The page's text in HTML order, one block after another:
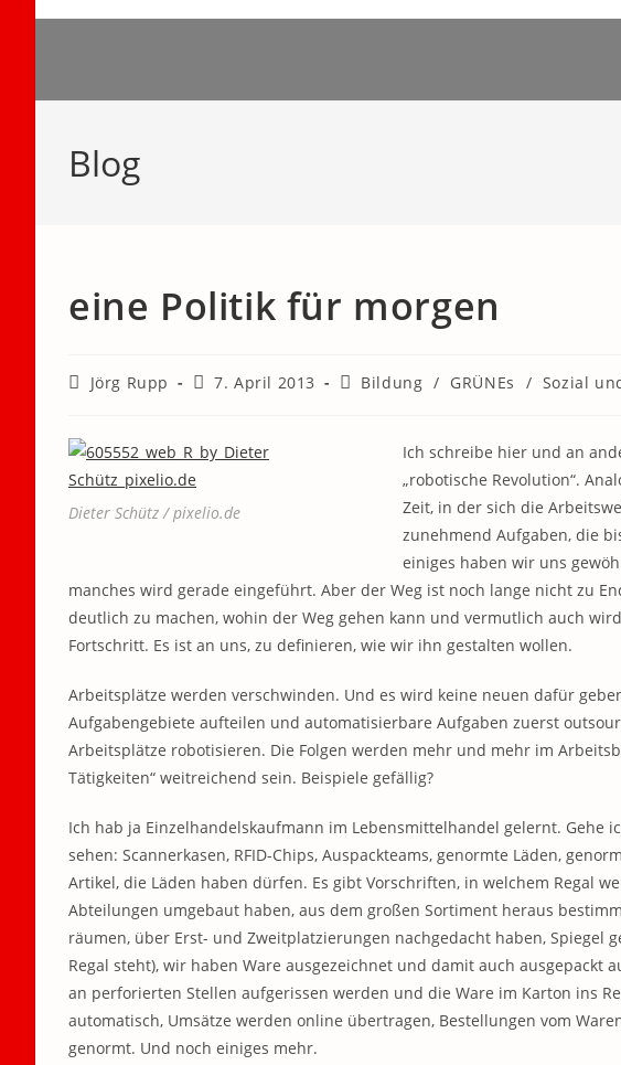
Blog
eine Politik für morgen
Beitrags-
Jörg Rupp
Beitrag
7. April 2013
Beitrags-
Bildung / GRÜNEs / Sozial
Dieter Schütz / pixelio.de
Ich schreibe hier und an
„robotische Revolution“.
Zeit, in der sich die
zunehmend Aufgaben, die
einiges haben wir uns
manches wird gerade eingeführt. Aber der Weg ist noch lange nicht zu
deutlich zu machen, wohin der Weg gehen kann und vermutlich auch
Fortschritt. Es ist an uns, zu definieren, wie wir ihn gestalten wollen.
Arbeitsplätze werden verschwinden. Und es wird keine neuen dafür
Aufgabengebiete aufteilen und automatisierbare Aufgaben zuerst
Arbeitsplätze robotisieren. Die Folgen werden mehr und mehr im
Tätigkeiten“ weitreichend sein. Beispiele gefällig?
Ich hab ja Einzelhandelskaufmann im Lebensmittelhandel gelernt. Gehe
sehen: Scannerkasen, RFID-Chips, Auspackteams, genormte Läden,
Artikel, die Läden haben dürfen. Es gibt Vorschriften, in welchem Regal
Abteilungen umgebaut haben, aus dem großen Sortiment heraus
räumen, über Erst- und Zweitplatzierungen nachgedacht haben, Spiegel
Regal steht), wir haben Ware ausgezeichnet und damit auch ausgepackt
an perforierten Stellen aufgerissen werden und die Ware im Karton ins
automatisch, Umsätze werden online übertragen, Bestellungen vom
genormt. Und noch einiges mehr.